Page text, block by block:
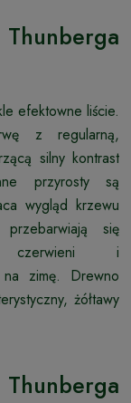
efektowne liście.
z regularną,
silny kontrast
przyrosty są
wygląd krzewu
się
czerwieni i
na zimę. Drewno
żółtawy